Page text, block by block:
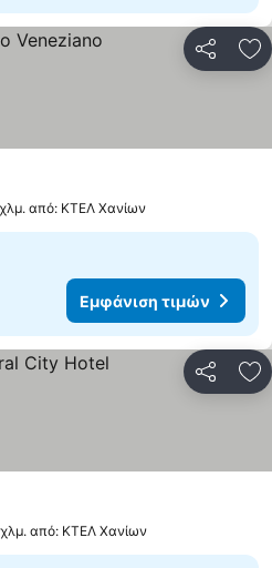
από: ΚΤΕΛ Χανίων
Εμφάνιση τιμών
τιμών
από: ΚΤΕΛ Χανίων